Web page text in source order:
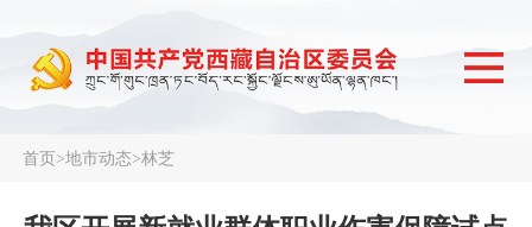
首页>地市动态>林芝